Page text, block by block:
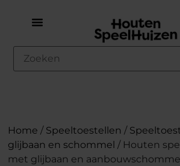
Home / Speeltoestellen /
glijbaan en schommel / Houten
met glijbaan en